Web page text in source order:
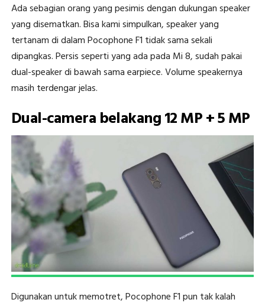
Ada sebagian orang yang pesimis dengan dukungan speaker
yang disematkan. Bisa kami simpulkan, speaker yang
tertanam di dalam Pocophone F1 tidak sama sekali
dipangkas. Persis seperti yang ada pada Mi 8, sudah pakai
dual-speaker di bawah sama earpiece. Volume speakernya
masih terdengar jelas.
Dual-camera belakang 12 MP + 5 MP
Digunakan untuk memotret, Pocophone F1 pun tak kalah